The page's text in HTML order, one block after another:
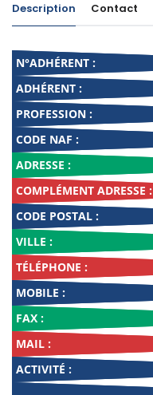
Description Contact
N°ADHÉRENT :
ADHÉRENT :
PROFESSION :
CODE NAF :
ADRESSE :
COMPLÉMENT ADRESSE :
CODE POSTAL :
VILLE :
TÉLÉPHONE :
MOBILE :
FAX :
MAIL :
ACTIVITÉ :